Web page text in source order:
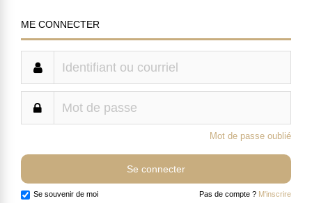
ME CONNECTER
Mot de passe oublié
Se souvenir de moi Pas de compte ? M'inscrire